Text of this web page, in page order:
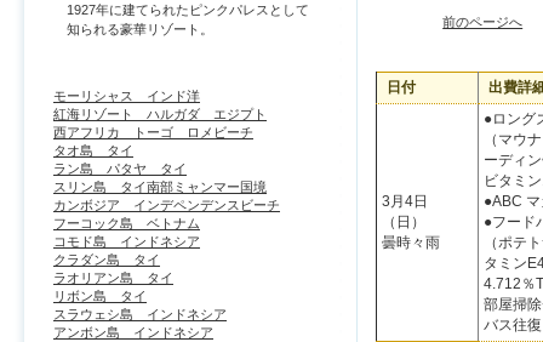
前のページへ
日付 出費詳
3月4日
（日）
曇時々雨
●ロング
（マウ
ーディ
ビタミ
●ABC
●フード
（ポテ
タミン
4.712％
部屋掃
バス往
1927年に建てられたピンクパレスとして
知られる豪華リゾート。
モーリシャス インド洋
紅海リゾート ハルガダ エジプト
西アフリカ トーゴ ロメビーチ
タオ島 タイ
ラン島 パタヤ タイ
スリン島 タイ南部ミャンマー国境
カンボジア インデペンデンスビーチ
フーコック島 ベトナム
コモド島 インドネシア
クラダン島 タイ
ラオリアン島 タイ
リボン島 タイ
スラウェシ島 インドネシア
アンボン島 インドネシア